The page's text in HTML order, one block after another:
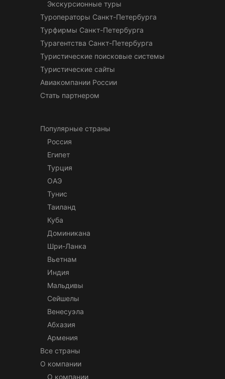
Экскурсионные туры
Туроператоры Санкт-Петербурга
Турфирмы Санкт-Петербурга
Турагентства Санкт-Петербурга
Туристические поисковые системы
Туристические сайты
Авиакомпании России
Стать партнером
Популярные страны
Россия
Египет
Турция
ОАЭ
Тунис
Таиланд
Куба
Доминикана
Шри-Ланка
Вьетнам
Индия
Мальдивы
Сейшелы
Венесуэла
Абхазия
Армения
Все страны
О компании
О компании